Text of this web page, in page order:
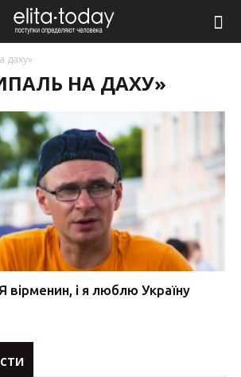
даху»
НА ДАХУ»
вірменин, і я люблю Україну